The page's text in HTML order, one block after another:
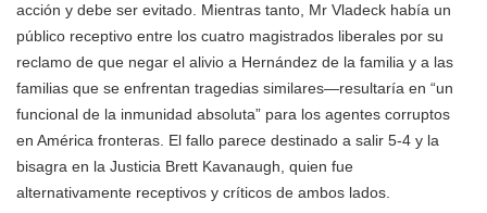
acción y debe ser evitado. Mientras tanto, Mr Vladeck había un
público receptivo entre los cuatro magistrados liberales por su
reclamo de que negar el alivio a Hernández de la familia y a las
familias que se enfrentan tragedias similares—resultaría en “un
funcional de la inmunidad absoluta” para los agentes corruptos
en América fronteras. El fallo parece destinado a salir 5-4 y la
bisagra en la Justicia Brett Kavanaugh, quien fue
alternativamente receptivos y críticos de ambos lados.